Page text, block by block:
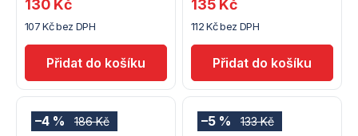
107 Kč bez DPH
130 Kč
112 Kč bez DPH
135 Kč
186 Kč
–4 % 133 Kč
–5 %